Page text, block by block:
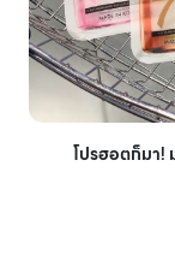
โปรฮอตก็มา!